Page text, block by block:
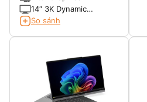
14″ 3K Dynamic
AMOLED 2X, Anti-
So sánh